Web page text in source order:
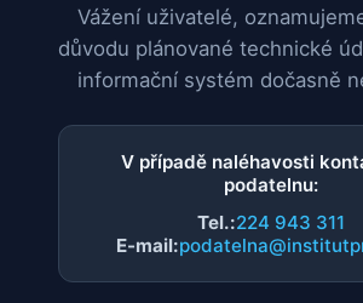
Vážení uživatelé,
důvodu plánované technické
informační systém dočasně
V případě naléhavosti
podatelnu:
Tel.:224 943 311
E-mail: